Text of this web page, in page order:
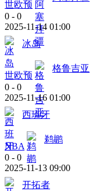
世欧预
0 - 0
2025-11-14 01:00
冰岛
世欧预
格鲁吉亚
0 - 0
2025-11-16 01:00
西班牙
NBA
鹈鹕
0 - 0
2025-11-13 09:00
开拓者